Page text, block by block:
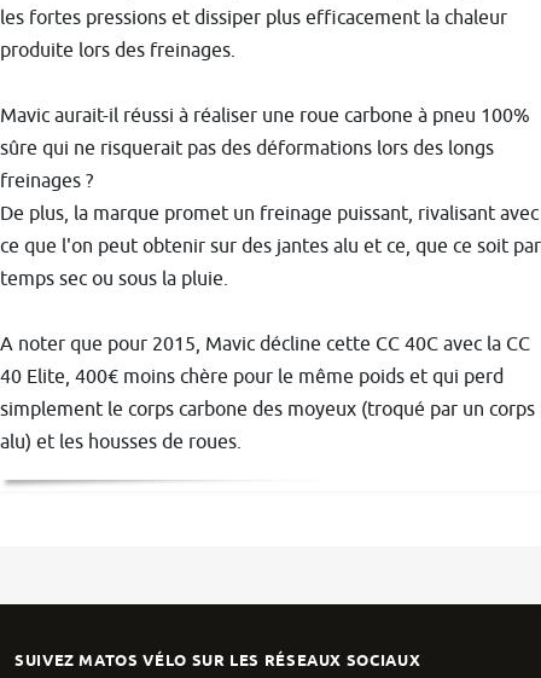
les fortes pressions et dissiper plus efficacement la chaleur
produite lors des freinages.
Mavic aurait-il réussi à réaliser une roue carbone à pneu 100%
sûre qui ne risquerait pas des déformations lors des longs
freinages ?
De plus, la marque promet un freinage puissant, rivalisant avec
ce que l'on peut obtenir sur des jantes alu et ce, que ce soit par
temps sec ou sous la pluie.
A noter que pour 2015, Mavic décline cette CC 40C avec la CC
40 Elite, 400€ moins chère pour le même poids et qui perd
simplement le corps carbone des moyeux (troqué par un corps
alu) et les housses de roues.
SUIVEZ MATOS VÉLO SUR LES RÉSEAUX SOCIAUX